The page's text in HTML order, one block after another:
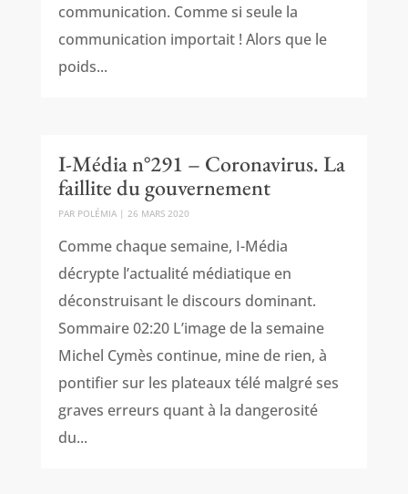
communication. Comme si seule la
communication importait ! Alors que le
poids...
I-Média n°291 – Coronavirus. La
faillite du gouvernement
PAR POLÉMIA| 26 MARS 2020
Comme chaque semaine, I-Média
décrypte l’actualité médiatique en
déconstruisant le discours dominant.
Sommaire 02:20 L’image de la semaine
Michel Cymès continue, mine de rien, à
pontifier sur les plateaux télé malgré ses
graves erreurs quant à la dangerosité
du...